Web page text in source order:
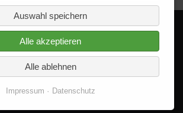
© 2026 - Delta im Quadrat GmbH
Alle Rechte vorbehalten.
Auswahl speichern
Alle akzeptieren
Alle ablehnen
Impressum Datenschutz